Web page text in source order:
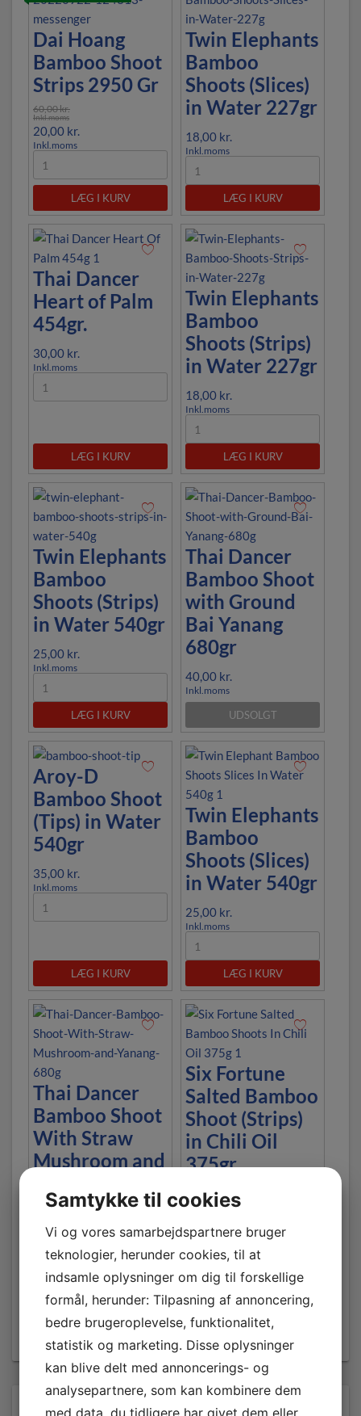
Dai Hoang
Bamboo Shoot
Strips 2950 Gr
60,00kr.
Inkl.moms
20,00 kr.
Inkl.moms
LÆG I KURV
Twin Elephants
Bamboo
Shoots (Slices)
in Water 227gr
18,00 kr.
Inkl.moms
LÆG I KURV
Thai Dancer
Heart of Palm
454gr.
30,00 kr.
Inkl.moms
LÆG I KURV
Twin Elephants
Bamboo
Shoots (Strips)
in Water 227gr
18,00 kr.
Inkl.moms
LÆG I KURV
Twin Elephants
Bamboo
Shoots (Strips)
in Water 540gr
25,00 kr.
Inkl.moms
LÆG I KURV
Thai Dancer
Bamboo Shoot
with Ground
Bai Yanang
680gr
40,00 kr.
Inkl.moms
UDSOLGT
Aroy-D
Bamboo Shoot
(Tips) in Water
540gr
35,00 kr.
Inkl.moms
LÆG I KURV
Twin Elephants
Bamboo
Shoots (Slices)
in Water 540gr
25,00 kr.
Inkl.moms
LÆG I KURV
Thai Dancer
Bamboo Shoot
With Straw
Mushroom and
40,00
Inkl.moms
LÆG I KURV
Six Fortune
Salted Bamboo
Shoot (Strips)
in Chili Oil
375gr.
48,00 kr.
Inkl.moms
LÆG I KURV
Samtykke til cookies
Vi og vores samarbejdspartnere bruger
teknologier, herunder cookies, til at
indsamle oplysninger om dig til forskellige
formål, herunder: Tilpasning af annoncering,
bedre brugeroplevelse, funktionalitet,
statistik og marketing. Disse oplysninger
kan blive delt med annoncerings- og
analysepartnere, som kan kombinere dem
med data, du tidligere har givet dem eller